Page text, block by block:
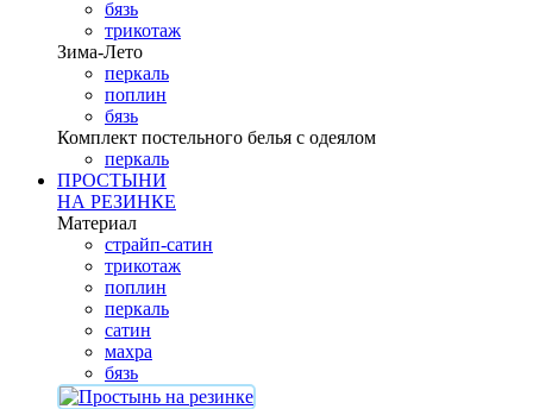
бязь
трикотаж
Зима-Лето
перкаль
поплин
бязь
Комплект постельного белья с одеялом
перкаль
ПРОСТЫНИ
НА РЕЗИНКЕ
Материал
страйп-сатин
трикотаж
поплин
перкаль
сатин
махра
бязь